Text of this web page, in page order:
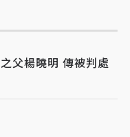
父楊曉明 傳被判處